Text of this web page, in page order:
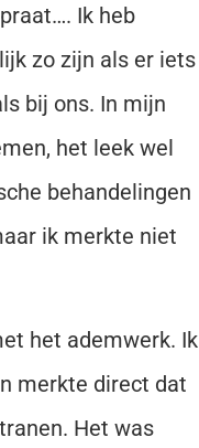
Ik heb
zo zijn als er iets
bij ons. In mijn
het leek wel
behandelingen
ik merkte niet
het ademwerk. Ik
merkte direct dat
Het was